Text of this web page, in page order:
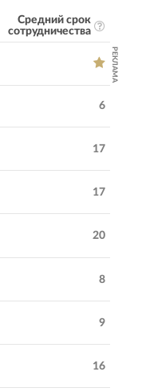
Средний срок
сотрудничества
РЕКЛАМА
6
17
17
20
8
9
16